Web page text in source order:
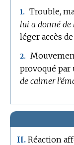
1. Trouble,
lui a donné de
léger accès
2.
provoqué
de calmer
II. Réaction